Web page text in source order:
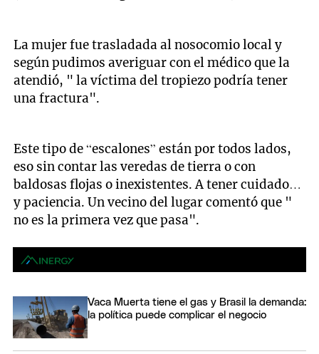
La mujer fue trasladada al nosocomio local y
según pudimos averiguar con el médico que la
atendió, " la víctima del tropiezo podría tener
una fractura".
Este tipo de “escalones” están por todos lados,
eso sin contar las veredas de tierra o con
baldosas flojas o inexistentes. A tener cuidado…
y paciencia. Un vecino del lugar comentó que "
no es la primera vez que pasa".
Vaca Muerta tiene el gas y Brasil la demanda:
la política puede complicar el negocio